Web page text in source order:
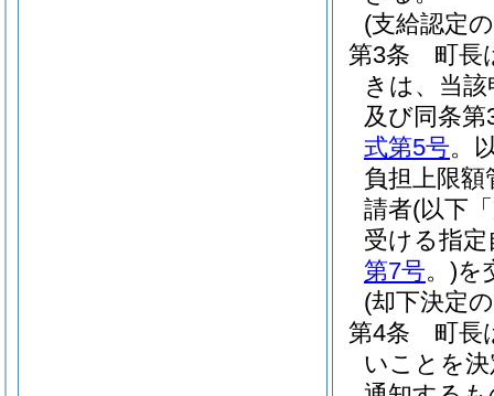
(支給認定
第3条
町長
きは、当
及び同条
式第5号。
負担上限額
請者(以下
受ける指
第7号。)を
(却下決定
第4条
町長
いことを